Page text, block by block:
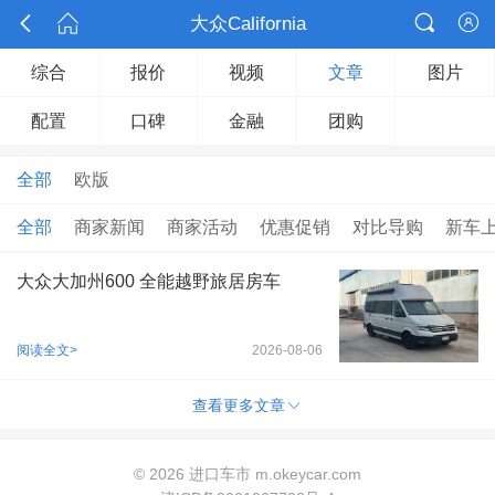
  大众California 

综合 报价 视频 文章 图片
配置 口碑 金融 团购
全部 欧版
全部 商家新闻 商家活动 优惠促销 对比导购 新车
大众大加州600 全能越野旅居房车
2026-08-06
阅读全文>
查看更多文章
© 2026 进口车市 m.okeycar.com